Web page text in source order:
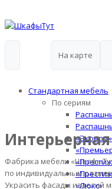
На карте
Стандартная мебель
По сериям
«Эконом»
«Люкс»
Фабрика мебели
по индивидуальным
Украсить фасады изделий